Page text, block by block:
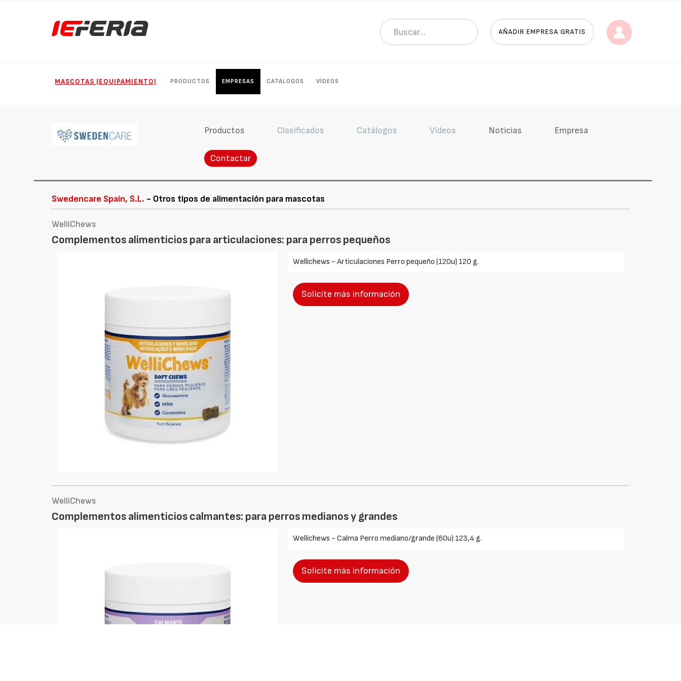
AÑADIR EMPRESA GRATIS
MASCOTAS (EQUIPAMIENTO) PRODUCTOS EMPRESAS CATÁLOGOS VÍDEOS
Productos Clasificados Catálogos Vídeos Noticias Empresa
Contactar
Swedencare Spain, S.L. - Otros tipos de alimentación para mascotas
WelliChews
Complementos alimenticios para articulaciones: para perros pequeños
Wellichews - Articulaciones Perro pequeño (120u) 120 g.
Solicite más información
WelliChews
Complementos alimenticios calmantes: para perros medianos y grandes
Wellichews - Calma Perro mediano/grande (60u) 123,4 g.
Solicite más información